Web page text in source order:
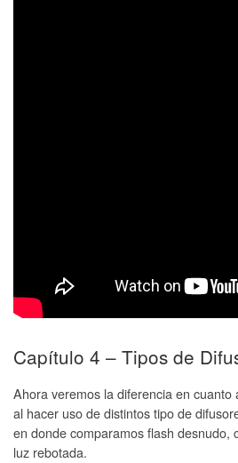
Capítulo 4 – Tipos de
Ahora veremos la diferencia en cuanto
al hacer uso de distintos tipo de
en donde comparamos flash desnudo,
luz rebotada.